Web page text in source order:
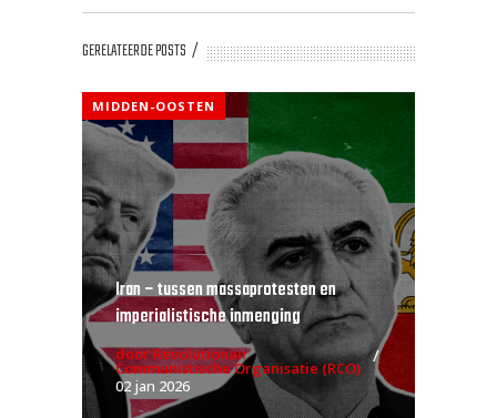
GERELATEERDE POSTS
MIDDEN-OOSTEN
Iran – tussen massaprotesten en
imperialistische inmenging
door Revolutionair
Communistische Organisatie (RCO)
02 jan 2026